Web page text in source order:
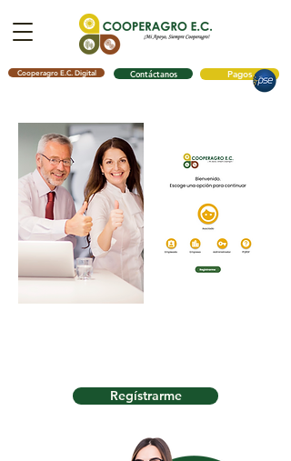
Pagos
Contáctanos
Cooperagro E.C. Digital
Regístrarme